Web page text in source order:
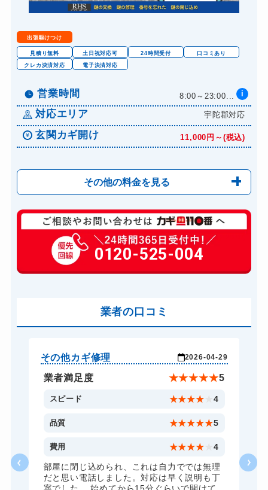
出張駆けつけ
見積り無料 土日祝対応可 24時間受付
口コミあり
クレカ決済対応
電子決済対応
営業時間 8:00～23:00... i
対応エリア 宇陀郡対応
玄関カギ開け 11,000円～(税込)
その他の料金を見る
玄関カギ修理 6,600円～(税込)
玄関カギ交換 14,300円～(税込)
金庫カギ開け 14,300円～(税込)
0120-525-004
業者の口コミ
その他カギ修理 2026-04-29
業者満足度 ★★★★★5
スピード ★★★★ 4
品質 ★★★★★5
費用 ★★★★ 4
部屋に閉じ込められ、これは自力ででは無理
だと思い電話しました。対応は早く説明も丁
寧でした。 始めてから15分ぐらいで開けて